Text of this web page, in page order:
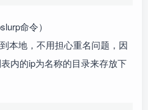
命令）
本地，不用担心重名问题，因
内的ip为名称的目录来存放下